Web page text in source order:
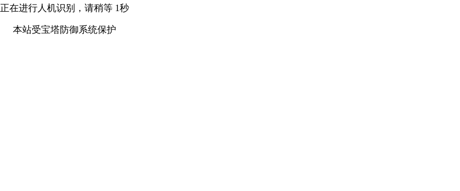
正在进行人机识别，请稍等 1秒
本站受宝塔防御系统保护